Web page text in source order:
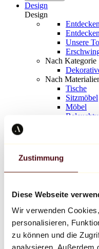
Zustimmung
Diese Webseite
Wir verwenden
personalisieren,
zu können und die
analysieren. Außerdem
Design
Design
Entdecken
Unsere
Nach Kategorie
Nach
Tische
Sitzmöbel
Möbel
Richard
Keith
Jeff Koons
Jean-
Alle
Werk der Woche